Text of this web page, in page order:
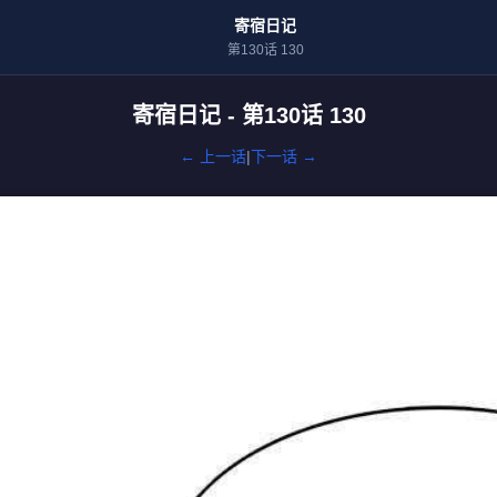
寄宿日记
第130话 130
寄宿日记 - 第130话 130
← 上一话|下一话 →